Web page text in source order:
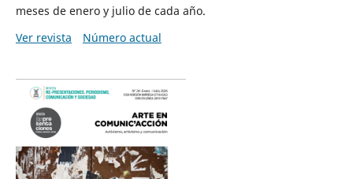
meses de enero y julio de cada año.
Ver revista
Número actual